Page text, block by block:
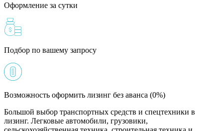
Оформление за сутки
Подбор по вашему запросу
Возможность оформить лизинг без аванса (0%)
Большой выбор транспортных средств и спецтехники в
лизинг. Легковые автомобили, грузовики,